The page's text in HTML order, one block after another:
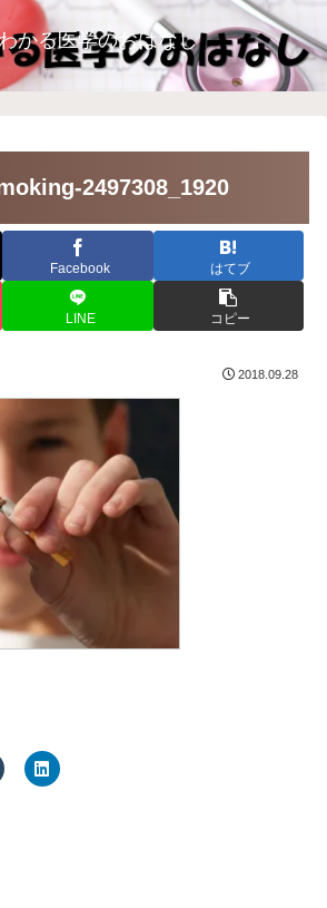
かる医学のおはなし
2497308_1920
Facebook はてブ
LINE コピー
2018.09.28